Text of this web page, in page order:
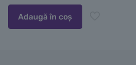
Adaugă în coș